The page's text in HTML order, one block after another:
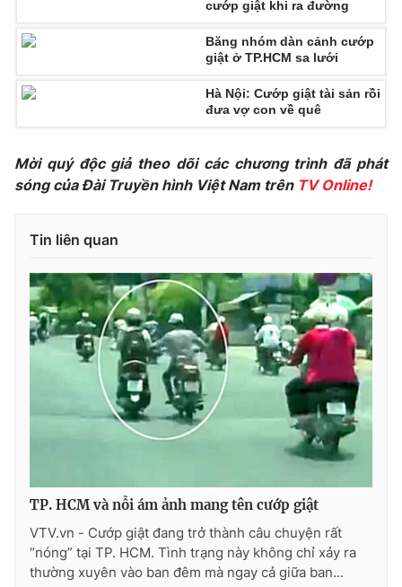
Hậu trường
Khán giả
Điện ảnh
Âm nhạc
Du lịch
Làm đẹp
Chất lượng cuộc sống
Học trực tuyến
Công nghệ
Hitech Công nghệ tương lai
Sản phẩm
Thị trường
Tư vấn
Chuyên mục khác
Emagazine Podcast
Photo Infographic
VTV Thể thao
VTV Sức khoẻ Bất động sản
cướp giật khi ra đường
Băng nhóm dàn cảnh cướp
giật ở TP.HCM sa lưới
Hà Nội: Cướp giật tài sản rồi
đưa vợ con về quê
Mời quý độc giả theo dõi các chương trình đã phát
sóng của Đài Truyền hình Việt Nam trên TV Online!
Tin liên quan
TP. HCM và nỗi ám ảnh mang tên cướp giật
VTV.vn - Cướp giật đang trở thành câu chuyện rất
“nóng” tại TP. HCM. Tình trạng này không chỉ xảy ra
thường xuyên vào ban đêm mà ngay cả giữa ban...